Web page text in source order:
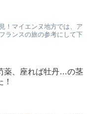
！マイエンヌ地方では、ア
ランスの旅の参考にして下
薬、座れば牡丹…の茎